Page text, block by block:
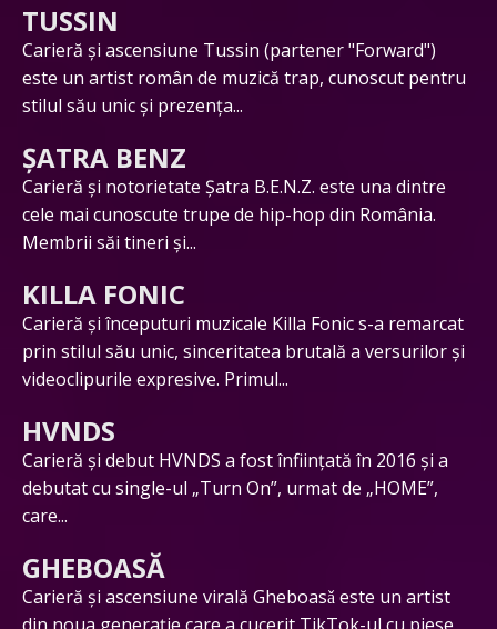
TUSSIN
Carieră și ascensiune Tussin (partener "Forward")
este un artist român de muzică trap, cunoscut pentru
stilul său unic și prezența...
ȘATRA BENZ
Carieră și notorietate Șatra B.E.N.Z. este una dintre
cele mai cunoscute trupe de hip-hop din România.
Membrii săi tineri și...
KILLA FONIC
Carieră și începuturi muzicale Killa Fonic s-a remarcat
prin stilul său unic, sinceritatea brutală a versurilor și
videoclipurile expresive. Primul...
HVNDS
Carieră și debut HVNDS a fost înființată în 2016 și a
debutat cu single-ul „Turn On”, urmat de „HOME”,
care...
GHEBOASĂ
Carieră și ascensiune virală Gheboasǎ este un artist
din noua generație care a cucerit TikTok-ul cu piese